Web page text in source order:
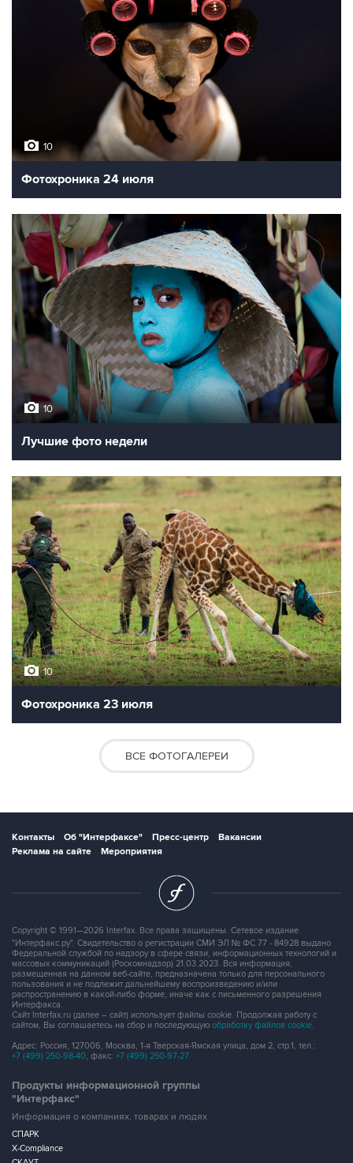
10
Фотохроника 24 июля
10
Лучшие фото недели
10
Фотохроника 23 июля
ВСЕ ФОТОГАЛЕРЕИ
Контакты Об "Интерфаксе" Пресс-центр
Вакансии
Реклама на сайте
Мероприятия
Copyright © 1991—2026 Interfax. Все права защищены. Сетевое издание
"Интерфакс.ру". Свидетельство о регистрации СМИ ЭЛ № ФС 77 - 84928 выдано
Федеральной службой по надзору в сфере связи, информационных технологий и
массовых коммуникаций (Роскомнадзор) 21.03.2023. Вся информация,
размещенная на данном веб-сайте, предназначена только для персонального
пользования и не подлежит дальнейшему воспроизведению и/или
распространению в какой-либо форме, иначе как с письменного разрешения
Интерфакса.
Сайт Interfax.ru (далее – сайт) использует файлы cookie. Продолжая работу с
сайтом, Вы соглашаетесь на сбор и последующую обработку файлов cookie.
Адрес: Россия, 127006, Москва, 1-я Тверская-Ямская улица, дом 2, стр.1, тел.:
+7 (499) 250-98-40, факс: +7 (499) 250-97-27
Продукты информационной группы
"Интерфакс"
Информация о компаниях, товарах и людях
СПАРК
X-Compliance